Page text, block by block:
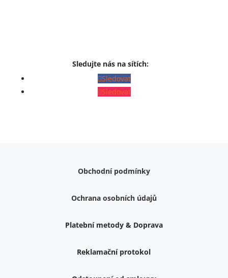
Sledujte nás na sítích:
Sledovat
Sledovat
Obchodní podmínky
Ochrana osobních údajů
Platební metody & Doprava
Reklamační protokol